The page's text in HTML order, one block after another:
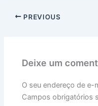
PREVIOUS
Deixe um
O seu endereço de e-
Campos obrigatórios